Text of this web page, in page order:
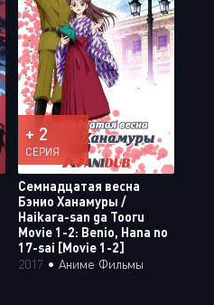
+ 2
СЕРИЯ
Семнадцатая весна
Бэнио Ханамуры /
Haikara-san ga Tooru
Movie 1-2: Benio, Hana no
17-sai [Movie 1-2]
2017 • Аниме Фильмы